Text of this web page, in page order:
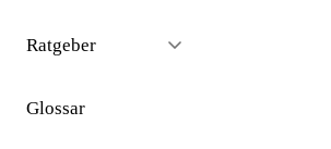
Ratgeber
Glossar